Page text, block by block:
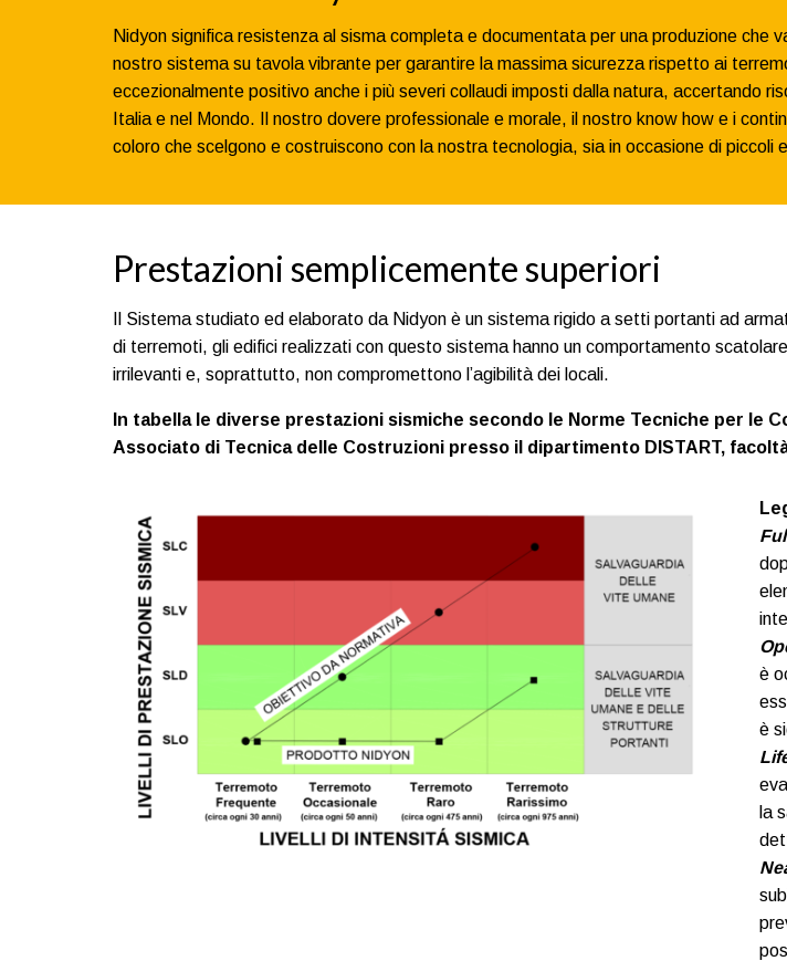
Nidyon significa resistenza al sisma completa e documentata per una produzione che
nostro sistema su tavola vibrante per garantire la massima sicurezza rispetto ai
eccezionalmente positivo anche i più severi collaudi imposti dalla natura, accertando
Italia e nel Mondo. Il nostro dovere professionale e morale, il nostro know how e i
coloro che scelgono e costruiscono con la nostra tecnologia, sia in occasione di
Prestazioni semplicemente superiori
Il Sistema studiato ed elaborato da Nidyon è un sistema rigido a setti portanti ad
di terremoti, gli edifici realizzati con questo sistema hanno un comportamento
irrilevanti e, soprattutto, non compromettono l’agibilità dei locali.
In tabella le diverse prestazioni sismiche secondo le Norme Tecniche per le
Associato di Tecnica delle Costruzioni presso il dipartimento DISTART,
è
è
la